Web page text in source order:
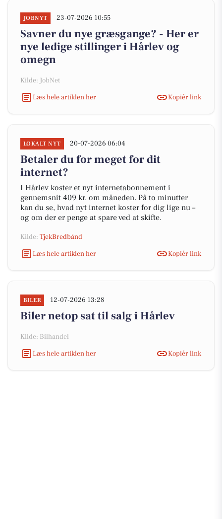
JOBNYT 23-07-2026 10:55
Savner du nye græsgange? - Her er
nye ledige stillinger i Hårlev og
omegn
Kilde: JobNet
Læs hele artiklen her
Kopiér link
LOKALT NYT 20-07-2026 06:04
Betaler du for meget for dit
internet?
I Hårlev koster et nyt internetabonnement i
gennemsnit 409 kr. om måneden. På to minutter
kan du se, hvad nyt internet koster for dig lige nu –
og om der er penge at spare ved at skifte.
Kilde: TjekBredbånd
Læs hele artiklen her
Kopiér link
BILER 12-07-2026 13:28
Biler netop sat til salg i Hårlev
Kilde: Bilhandel
Læs hele artiklen her
Kopiér link